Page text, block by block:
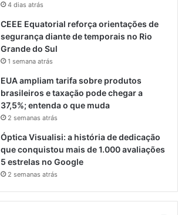
4 dias atrás
CEEE Equatorial reforça orientações de
segurança diante de temporais no Rio
Grande do Sul
1 semana atrás
EUA ampliam tarifa sobre produtos
brasileiros e taxação pode chegar a
37,5%; entenda o que muda
2 semanas atrás
Óptica Visualisi: a história de dedicação
que conquistou mais de 1.000 avaliações
5 estrelas no Google
2 semanas atrás